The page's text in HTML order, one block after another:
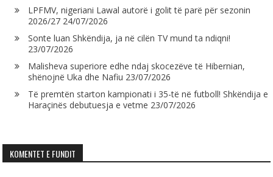
LPFMV, nigeriani Lawal autorë i golit të parë për sezonin
2026/27 24/07/2026
Sonte luan Shkëndija, ja në cilën TV mund ta ndiqni!
23/07/2026
Malisheva superiore edhe ndaj skocezëve të Hibernian,
shënojnë Uka dhe Nafiu 23/07/2026
Të premtën starton kampionati i 35-të në futboll! Shkëndija e
Haraçinës debutuesja e vetme 23/07/2026
KOMENTET E FUNDIT